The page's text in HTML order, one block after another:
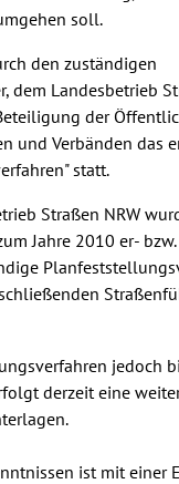
soll.
den zuständigen
dem Landesbetrieb
der
und Verbänden das
statt.
Straßen NRW
Jahre 2010 er-
jedoch
derzeit eine
ist mit einer